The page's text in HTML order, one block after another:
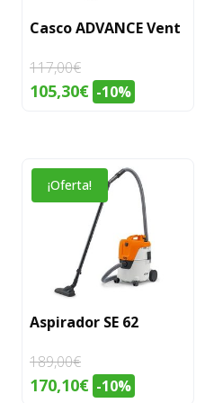
Casco ADVANCE Vent
117,00€
El
117,00€.
105,30€El
105,30€.
-10%
¡Oferta!
Aspirador SE 62
189,00€
El
170,10€El-10%